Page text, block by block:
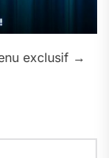
exclusif →